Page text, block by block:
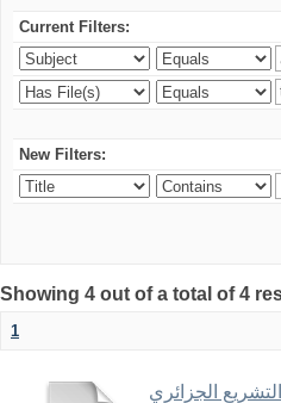
Current Filters:
New Filters:
Showing 4 out of a total of 4
1
الجزائري